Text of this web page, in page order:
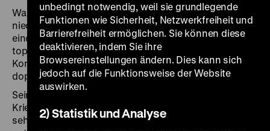
Was blieb vom Kalten Krieg? Die Antwort des
niederländischen Fotografen Martin Roemers fällt
eindeutig aus: Es sind die baulichen und
topographischen Hinterlassenschaften des Ost-West-
Konflikts in Europa, deren Spuren Martin Roemers im
doppelten Sinne des Wortes aufgenommen hat.
Seine eindrückliche Fotoserie "Relikte des Kalten
Krieges", die erstmals in dieser Form in Deutschland zu
sehen ist, umfasst zwischen 1998 und 2009
unbedingt notwendig, weil sie grundlegende
Funktionen wie Sicherheit, Netzwerkfreiheit und
Barrierefreiheit ermöglichen. Sie können diese
deaktivieren, indem Sie ihre
Browsereinstellungen ändern. Dies kann sich
jedoch auf die Funktionsweise der Website
auswirken.
2) Statistik und Analyse